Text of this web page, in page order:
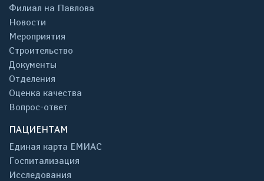
Филиал на Павлова
Новости
Мероприятия
Строительство
Документы
Отделения
Оценка качества
Вопрос-ответ
ПАЦИЕНТАМ
Единая карта ЕМИАС
Госпитализация
Исследования